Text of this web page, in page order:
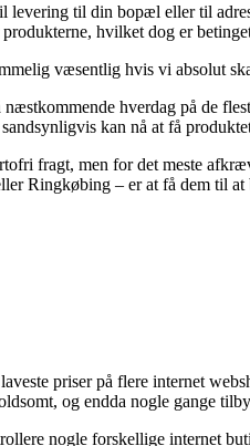
levering til din bopæl eller til
hvilket dog er
væsentlig hvis vi absolut
hverdag på de
kan nå at få
fragt, men for det meste
Ringkøbing – er at få dem til
priser på flere internet
og endda nogle gange
nogle forskellige internet